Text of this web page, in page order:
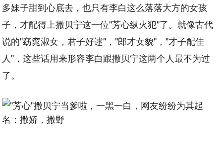
多妹子甜到心底去，也只有李白这么落落大方的女孩
子，才配得上撒贝宁这一位"芳心纵火犯"了。就像古代
说的"窈窕淑女，君子好逑"，"郎才女貌"，"才子配佳
人"，这些话用来形容李白跟撒贝宁这两个人最不为过
了。